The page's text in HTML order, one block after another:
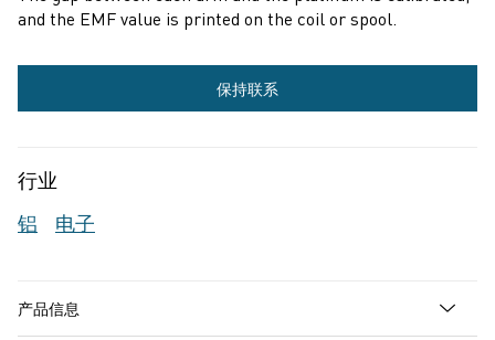
and the EMF value is printed on the coil or spool.
多
信
息
保持联系
行业
铝 电子
产品信息